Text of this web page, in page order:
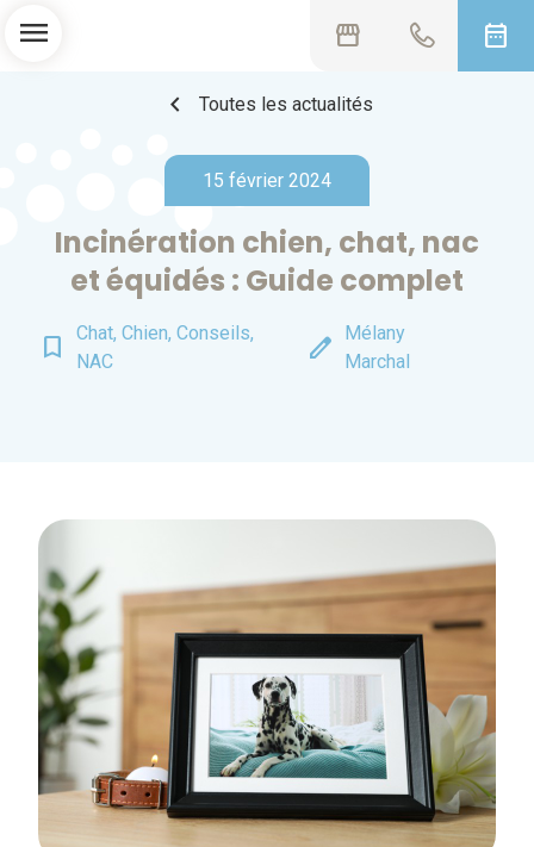
storefront date_range
menu
chevron_left Toutes les actualités
15 février 2024
Incinération chien, chat, nac
et équidés : Guide complet
bookmark_border
Chat, Chien, Conseils,
NAC
edit
Mélany
Marchal